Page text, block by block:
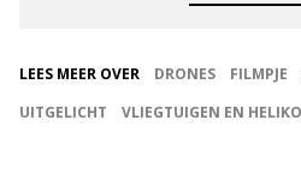
LEES MEER OVER DRONES FILMPJE
UITGELICHT
VLIEGTUIGEN EN